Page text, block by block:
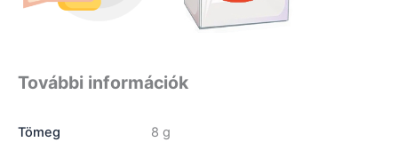
További információk
Tömeg
8 g